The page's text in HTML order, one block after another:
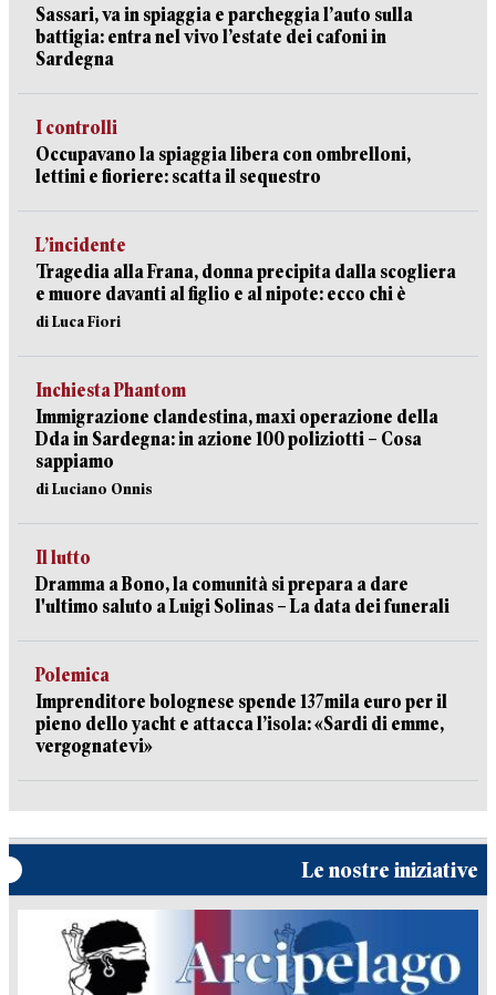
Sassari, va in spiaggia e parcheggia l’auto sulla
battigia: entra nel vivo l’estate dei cafoni in
Sardegna
I controlli
Occupavano la spiaggia libera con ombrelloni,
lettini e fioriere: scatta il sequestro
L’incidente
Tragedia alla Frana, donna precipita dalla scogliera
e muore davanti al figlio e al nipote: ecco chi è
di Luca Fiori
Inchiesta Phantom
Immigrazione clandestina, maxi operazione della
Dda in Sardegna: in azione 100 poliziotti – Cosa
sappiamo
di Luciano Onnis
Il lutto
Dramma a Bono, la comunità si prepara a dare
l'ultimo saluto a Luigi Solinas – La data dei funerali
Polemica
Imprenditore bolognese spende 137mila euro per il
pieno dello yacht e attacca l’isola: «Sardi di emme,
vergognatevi»
Le nostre iniziative